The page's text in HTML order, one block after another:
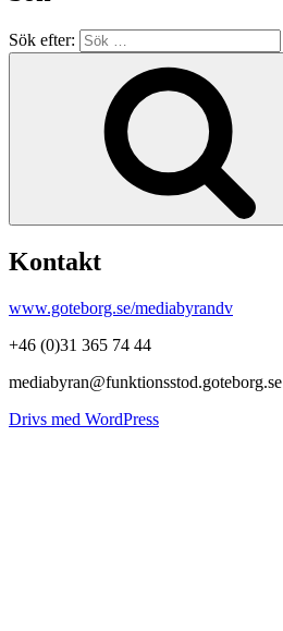
Sök efter:
Kontakt
www.goteborg.se/mediabyrandv
+46 (0)31 365 74 44
mediabyran@funktionsstod.goteborg.se
Drivs med WordPress